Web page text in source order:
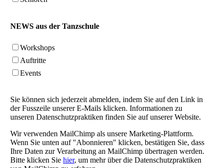
NEWS aus der Tanzschule
Workshops
Auftritte
Events
Sie können sich jederzeit abmelden, indem Sie auf den Link in
der Fusszeile unserer E-Mails klicken. Informationen zu
unseren Datenschutzpraktiken finden Sie auf unserer Website.
Wir verwenden MailChimp als unsere Marketing-Plattform.
Wenn Sie unten auf "Abonnieren" klicken, bestätigen Sie, dass
Ihre Daten zur Verarbeitung an MailChimp übertragen werden.
Bitte klicken Sie hier, um mehr über die Datenschutzpraktiken